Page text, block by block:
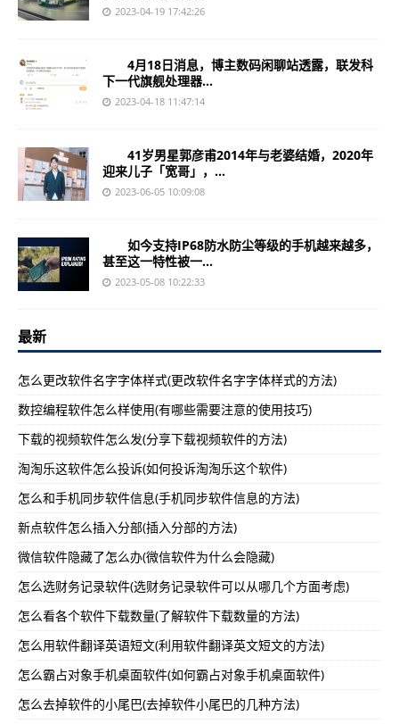
2023-04-19 17:42:26
4月18日消息，博主数码闲聊站透露，联发科
下一代旗舰处理器...
2023-04-18 11:47:14
41岁男星郭彦甫2014年与老婆结婚，2020年
迎来儿子「宽哥」，...
2023-06-05 10:09:08
如今支持IP68防水防尘等级的手机越来越多，
甚至这一特性被一...
2023-05-08 10:22:33
最新
怎么更改软件名字字体样式(更改软件名字字体样式的方法)
数控编程软件怎么样使用(有哪些需要注意的使用技巧)
下载的视频软件怎么发(分享下载视频软件的方法)
淘淘乐这软件怎么投诉(如何投诉淘淘乐这个软件)
怎么和手机同步软件信息(手机同步软件信息的方法)
新点软件怎么插入分部(插入分部的方法)
微信软件隐藏了怎么办(微信软件为什么会隐藏)
怎么选财务记录软件(选财务记录软件可以从哪几个方面考虑)
怎么看各个软件下载数量(了解软件下载数量的方法)
怎么用软件翻译英语短文(利用软件翻译英文短文的方法)
怎么霸占对象手机桌面软件(如何霸占对象手机桌面软件)
怎么去掉软件的小尾巴(去掉软件小尾巴的几种方法)